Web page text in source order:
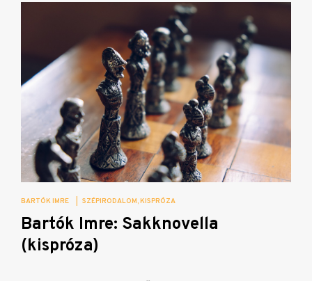
BARTÓK IMRE SZÉPIRODALOM KISPRÓZA
Bartók Imre: Sakknovella
(kispróza)